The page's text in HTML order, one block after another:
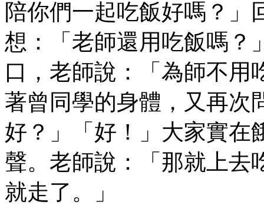
陪你們一起吃飯好嗎？」
想：「老師還用吃飯嗎？
口，老師說：「為師不用
著曾同學的身體，又再次
好？」「好！」大家實在
聲。老師說：「那就上去
就走了。」